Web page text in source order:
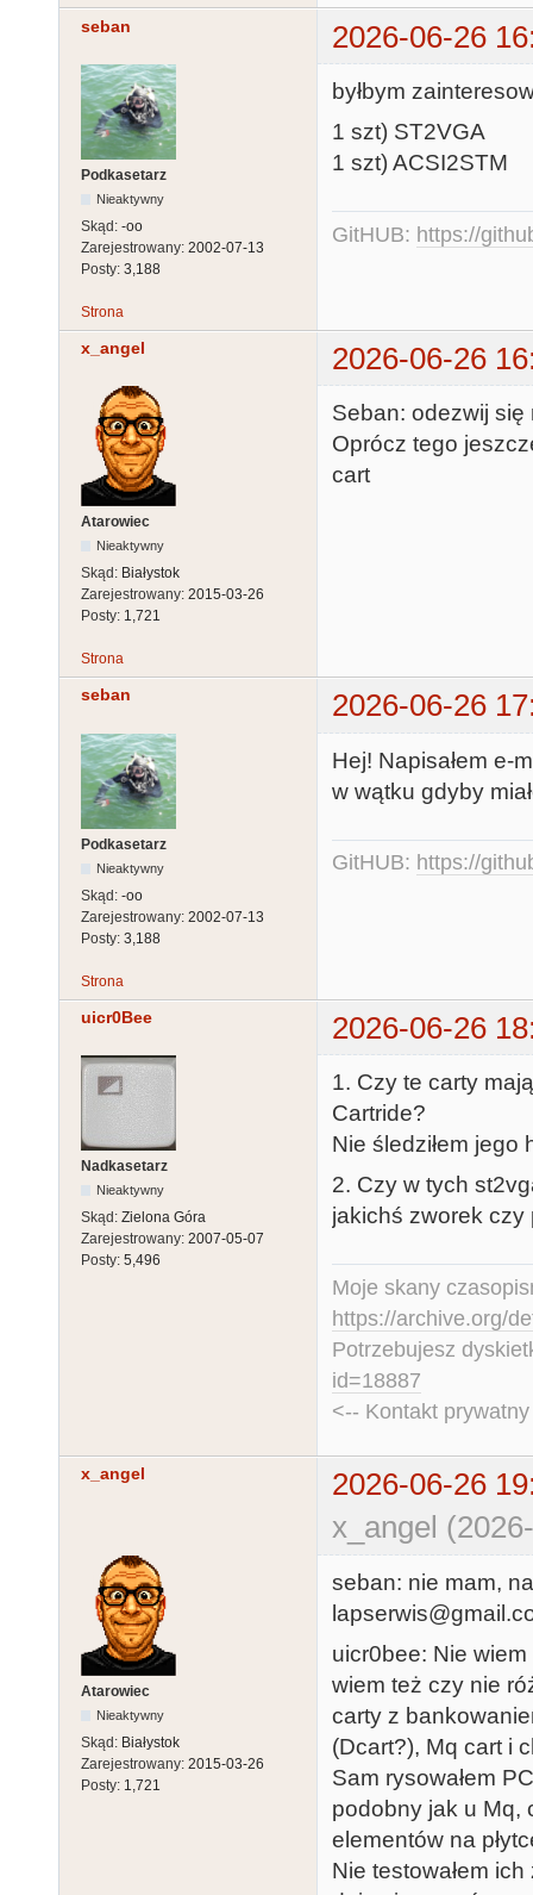
seban 2026-06-26
Podkasetarz
Nieaktywny
Skąd: -oo
Zarejestrowany: 2002-07-13
Posty: 3,188
byłbym
1 szt) ST2VGA
1 szt) ACSI2STM
GitHUB: https://
Strona
x_angel 2026-06-26
Atarowiec
Nieaktywny
Skąd: Białystok
Zarejestrowany: 2015-03-26
Posty: 1,721
Seban: odezwij się
Oprócz tego
cart
Strona
seban 2026-06-26
Podkasetarz
Nieaktywny
Skąd: -oo
Zarejestrowany: 2002-07-13
Posty: 3,188
Hej! Napisałem e-
w wątku gdyby
GitHUB: https://
Strona
uicr0Bee 2026-06-26
Nadkasetarz
Nieaktywny
Skąd: Zielona Góra
Zarejestrowany: 2007-05-07
Posty: 5,496
1. Czy te carty
Cartride?
Nie śledziłem jego
2. Czy w tych
jakichś zworek czy
Moje skany
https://archive.org/
Potrzebujesz
id=18887
<-- Kontakt
x_angel
2026-06-26
x_angel
Atarowiec
Nieaktywny
Skąd: Białystok
Zarejestrowany: 2015-03-26
Posty: 1,721
seban: nie mam,
uicr0bee: Nie
wiem też czy nie
carty z
(Dcart?), Mq cart i
Sam rysowałem
podobny jak u Mq,
elementów na
Nie testowałem